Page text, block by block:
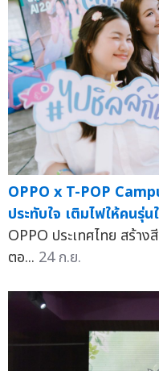
OPPO x T-POP
ประทับใจ เติมไฟให้คนรุ่
OPPO ประเทศไทย สร้า
ตอ... 24 ก.ย.